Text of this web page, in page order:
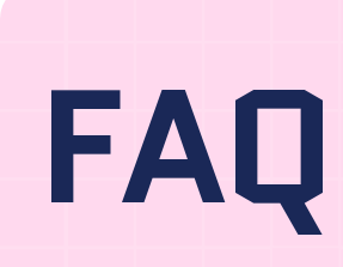
FAQ